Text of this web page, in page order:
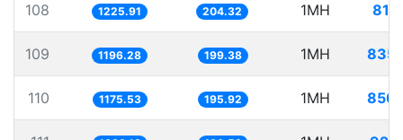
108 1225.91 204.32 1MH
109 1196.28 199.38 1MH
110 1175.53 195.92 1MH